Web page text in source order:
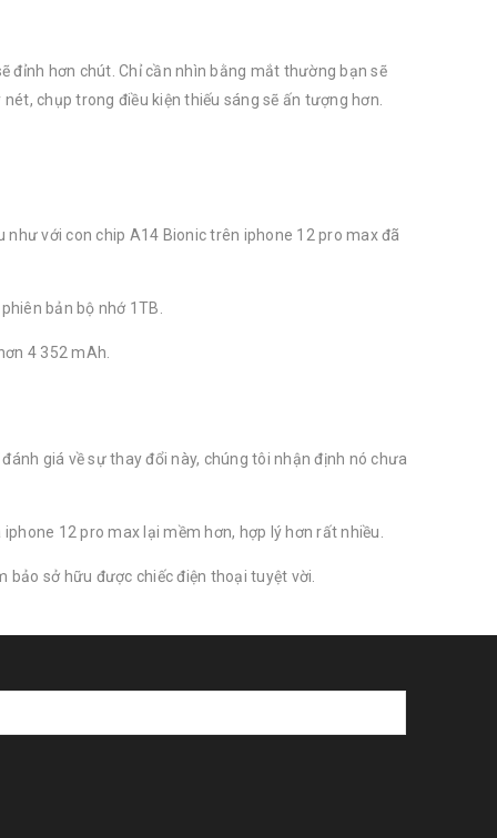
đỉnh hơn chút. Chỉ cần nhìn bằng mắt thường bạn sẽ
chụp trong điều kiện thiếu sáng sẽ ấn tượng hơn.
với con chip A14 Bionic trên iphone 12 pro max đã
bản bộ nhớ 1TB.
4 352 mAh.
giá về sự thay đổi này, chúng tôi nhận định nó chưa
12 pro max lại mềm hơn, hợp lý hơn rất nhiều.
bảo sở hữu được chiếc điện thoại tuyệt vời.